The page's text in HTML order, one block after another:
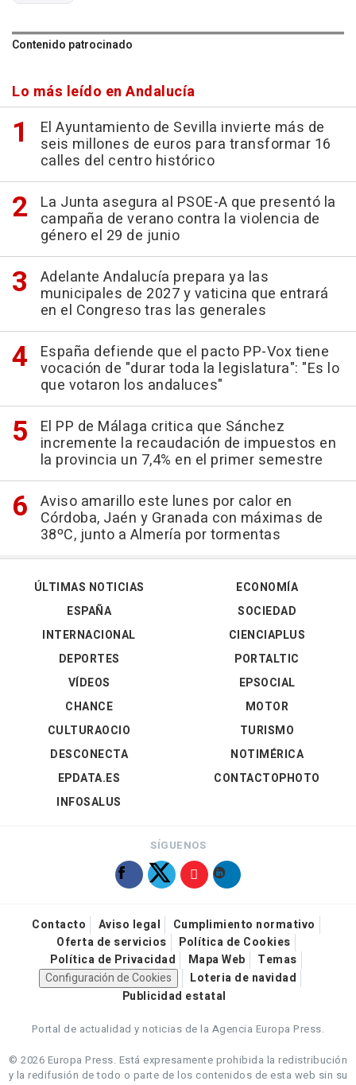
Contenido patrocinado
Lo más leído en Andalucía
El Ayuntamiento de Sevilla invierte más de
seis millones de euros para transformar 16
calles del centro histórico
La Junta asegura al PSOE-A que presentó la
campaña de verano contra la violencia de
género el 29 de junio
Adelante Andalucía prepara ya las
municipales de 2027 y vaticina que entrará
en el Congreso tras las generales
España defiende que el pacto PP-Vox tiene
vocación de "durar toda la legislatura": "Es lo
que votaron los andaluces"
El PP de Málaga critica que Sánchez
incremente la recaudación de impuestos en
la provincia un 7,4% en el primer semestre
Aviso amarillo este lunes por calor en
Córdoba, Jaén y Granada con máximas de
38ºC, junto a Almería por tormentas
ÚLTIMAS NOTICIAS
ESPAÑA
INTERNACIONAL
DEPORTES
VÍDEOS
ECONOMÍA
SOCIEDAD
CIENCIAPLUS
PORTALTIC
EPSOCIAL
CHANCE
CULTURAOCIO
DESCONECTA
EPDATA.ES
INFOSALUS
MOTOR
TURISMO
NOTIMÉRICA
CONTACTOPHOTO
SÍGUENOS
Contacto Aviso legal
Cumplimiento normativo
Oferta de servicios
Política de Cookies
Política de Privacidad
Mapa Web
Temas
Configuración de Cookies
Loteria de navidad
Publicidad estatal
Portal de actualidad y noticias de la Agencia Europa Press.
© 2026 Europa Press. Está expresamente prohibida la redistribución
y la redifusión de todo o parte de los contenidos de esta web sin su